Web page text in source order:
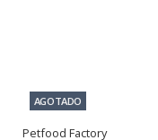
AGOTADO
Petfood Factory